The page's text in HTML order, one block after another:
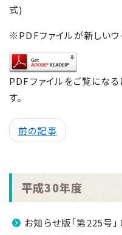
式)
※PDFファイルが新しいウ
PDFファイルをご覧にな
す。
前の記事
平成30年度
お知らせ版「第225号